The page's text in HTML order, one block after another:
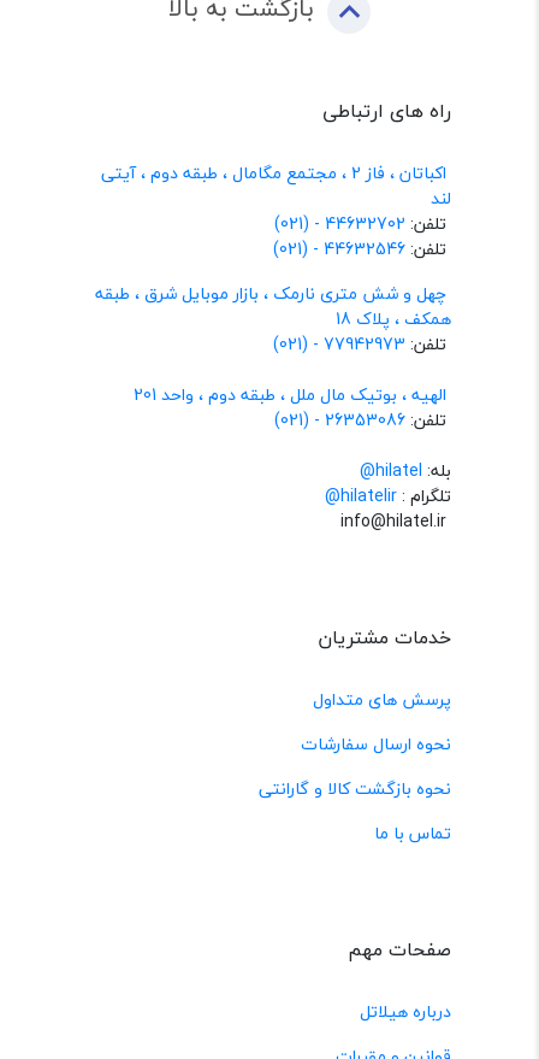
راه های ارتباطی
اکباتان ، فاز 2 ، مجتمع مگامال ، طبقه دوم ، آیتی
لند
تلفن: 44632702 - (021)
تلفن:44632546 - (021)
چهل و شش متری نارمک ، بازار موبایل شرق ، طبقه
همکف ، پلاک 18
تلفن: 77942973 - (021)
الهیه ، بوتیک مال ملل ، طبقه دوم ، واحد 201
تلفن:26353086 - (021)
بله: hilatel@
تلگرام :@hilatelir
خدمات مشتریان
پرسش های متداول
نحوه ارسال سفارشات
نحوه بازگشت کالا و گارانتی
تماس با ما
صفحات مهم
درباره هیلاتل